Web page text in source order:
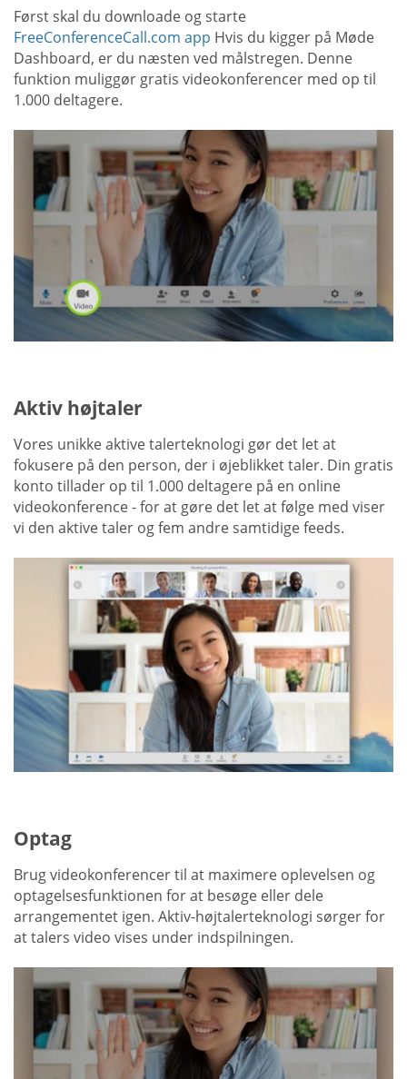
Først skal du downloade og starte
FreeConferenceCall.com app Hvis du kigger på Møde
Dashboard, er du næsten ved målstregen. Denne
funktion muliggør gratis videokonferencer med op til
1.000 deltagere.
Aktiv højtaler
Vores unikke aktive talerteknologi gør det let at
fokusere på den person, der i øjeblikket taler. Din gratis
konto tillader op til 1.000 deltagere på en online
videokonference - for at gøre det let at følge med viser
vi den aktive taler og fem andre samtidige feeds.
Optag
Brug videokonferencer til at maximere oplevelsen og
optagelsesfunktionen for at besøge eller dele
arrangementet igen. Aktiv-højtalerteknologi sørger for
at talers video vises under indspilningen.